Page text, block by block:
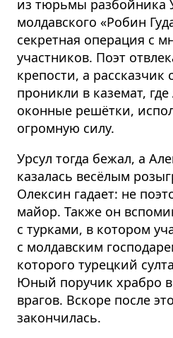
из тюрьмы разбойника
молдавского «Робин
секретная операция с
участников. Поэт
крепости, а рассказчик
проникли в каземат,
оконные решётки,
огромную силу.
Урсул тогда бежал, а
казалась весёлым
Олексин гадает: не
майор. Также он
с турками, в котором
с молдавским
которого турецкий
Юный поручик храбро
врагов. Вскоре после
закончилась.